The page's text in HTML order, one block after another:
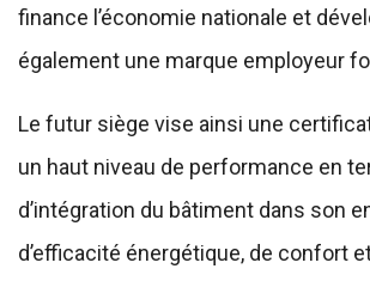
finance l’économie nationale et
également une marque employeur
Le futur siège vise ainsi une
un haut niveau de performance en
d’intégration du bâtiment dans son
d’efficacité énergétique, de confort